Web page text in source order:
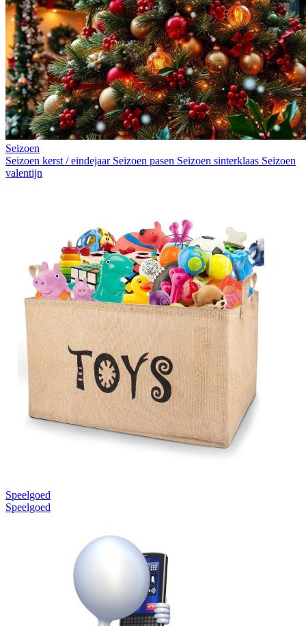
Seizoen
Seizoen kerst / eindejaar Seizoen pasen Seizoen sinterklaas Seizoen
valentijn
Speelgoed
Speelgoed